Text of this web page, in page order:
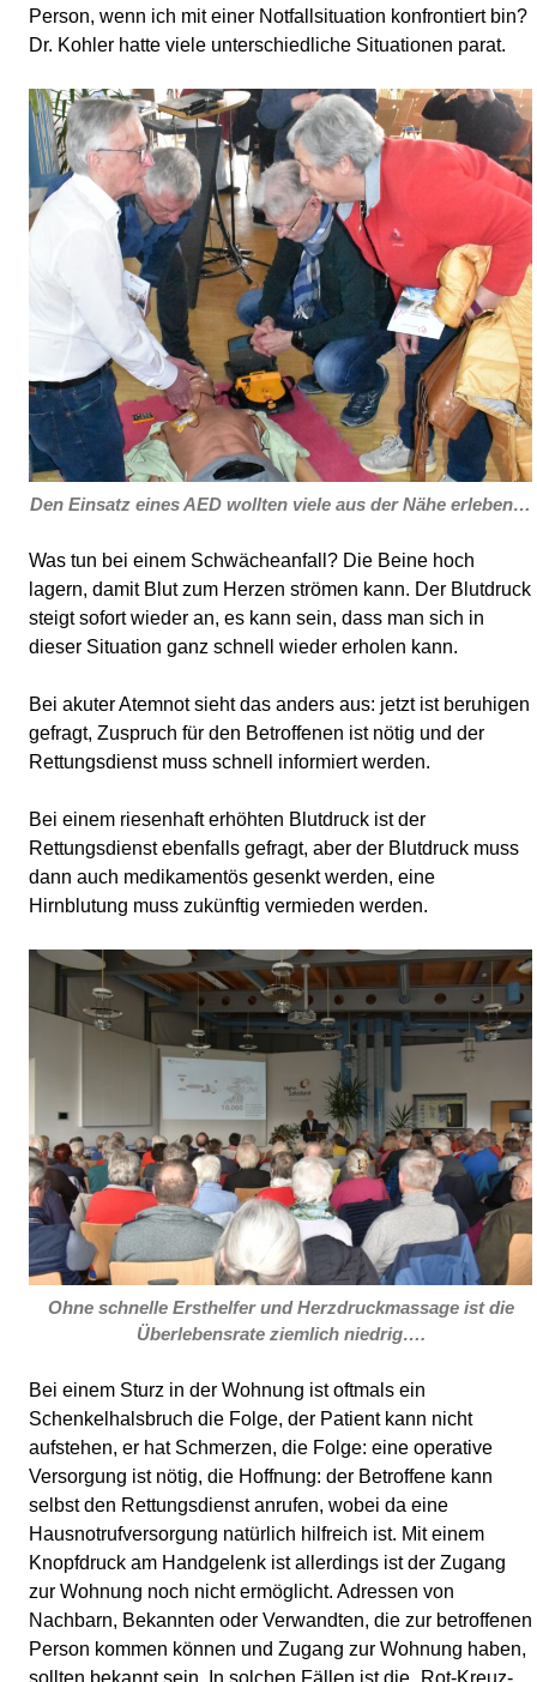
Person, wenn ich mit einer Notfallsituation konfrontiert bin?
Dr. Kohler hatte viele unterschiedliche Situationen parat.
Den Einsatz eines AED wollten viele aus der Nähe erleben…
Was tun bei einem Schwächeanfall? Die Beine hoch
lagern, damit Blut zum Herzen strömen kann. Der Blutdruck
steigt sofort wieder an, es kann sein, dass man sich in
dieser Situation ganz schnell wieder erholen kann.
Bei akuter Atemnot sieht das anders aus: jetzt ist beruhigen
gefragt, Zuspruch für den Betroffenen ist nötig und der
Rettungsdienst muss schnell informiert werden.
Bei einem riesenhaft erhöhten Blutdruck ist der
Rettungsdienst ebenfalls gefragt, aber der Blutdruck muss
dann auch medikamentös gesenkt werden, eine
Hirnblutung muss zukünftig vermieden werden.
Ohne schnelle Ersthelfer und Herzdruckmassage ist die
Überlebensrate ziemlich niedrig….
Bei einem Sturz in der Wohnung ist oftmals ein
Schenkelhalsbruch die Folge, der Patient kann nicht
aufstehen, er hat Schmerzen, die Folge: eine operative
Versorgung ist nötig, die Hoffnung: der Betroffene kann
selbst den Rettungsdienst anrufen, wobei da eine
Hausnotrufversorgung natürlich hilfreich ist. Mit einem
Knopfdruck am Handgelenk ist allerdings ist der Zugang
zur Wohnung noch nicht ermöglicht. Adressen von
Nachbarn, Bekannten oder Verwandten, die zur betroffenen
Person kommen können und Zugang zur Wohnung haben,